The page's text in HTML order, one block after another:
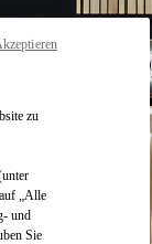
zu
„Alle
und
Sie